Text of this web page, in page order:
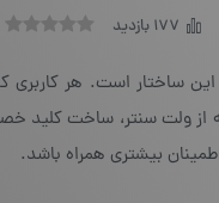
177 بازدید
ساختار است. هر کاربری
از ولت سنتر، ساخت کلید
بیشتری همراه باشد.